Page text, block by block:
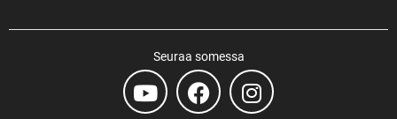
Seuraa somessa